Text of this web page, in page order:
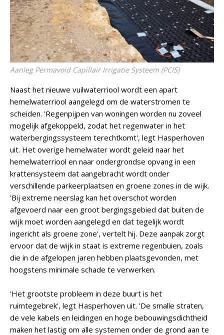
Aanleg Permavoid Capillair Irrigatie Systeem (PCIS)
Naast het nieuwe vuilwaterriool wordt een apart
hemelwaterriool aangelegd om de waterstromen te
scheiden. 'Regenpijpen van woningen worden nu zoveel
mogelijk afgekoppeld, zodat het regenwater in het
waterbergingssysteem terechtkomt', legt Hasperhoven
uit. Het overige hemelwater wordt geleid naar het
hemelwaterriool en naar ondergrondse opvang in een
krattensysteem dat aangebracht wordt onder
verschillende parkeerplaatsen en groene zones in de wijk.
'Bij extreme neerslag kan het overschot worden
afgevoerd naar een groot bergingsgebied dat buiten de
wijk moet worden aangelegd en dat tegelijk wordt
ingericht als groene zone', vertelt hij. Deze aanpak zorgt
ervoor dat de wijk in staat is extreme regenbuien, zoals
die in de afgelopen jaren hebben plaatsgevonden, met
hoogstens minimale schade te verwerken.
'Het grootste probleem in deze buurt is het
ruimtegebrek', legt Hasperhoven uit. 'De smalle straten,
de vele kabels en leidingen en hoge bebouwingsdichtheid
maken het lastig om alle systemen onder de grond aan te